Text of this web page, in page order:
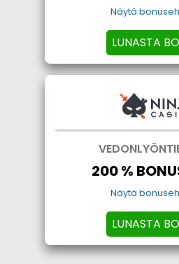
Näytä
LUNASTA
200 %
Näytä
LUNASTA